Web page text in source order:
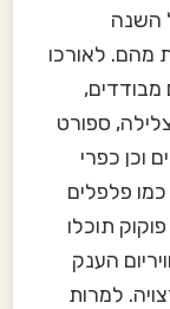
השנה
מהם. לאורכו
מבודדים,
ספורט
וכן כפרי
כמו פלפלים
תוכלו
הענק
למרות